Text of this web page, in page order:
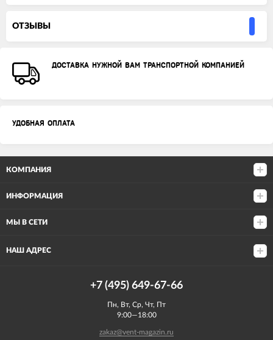
ОТЗЫВЫ
ДОСТАВКА НУЖНОЙ ВАМ ТРАНСПОРТНОЙ КОМПАНИЕЙ
УДОБНАЯ ОПЛАТА
КОМПАНИЯ
ИНФОРМАЦИЯ
МЫ В СЕТИ
НАШ АДРЕС
+7 (495) 649-67-66
Пн, Вт, Ср, Чт, Пт
9:00—18:00
zakaz@vent-magazin.ru